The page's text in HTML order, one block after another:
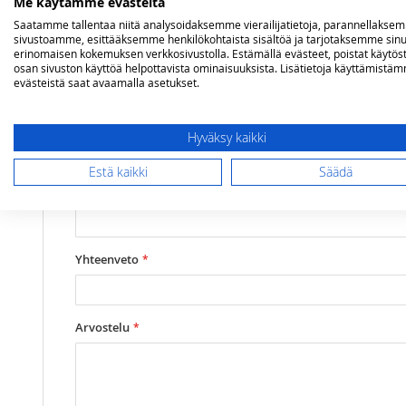
Lisätietoja
Mitat pituus 3,9 cm, halkaisija 4,8 cm
Olet arvostelemassa:
Dometic varaosa jalka musta 48x39 mm
star
stars
stars
stars
stars
Nimimerkki
Yhteenveto
Arvostelu
Saatamme tallentaa niitä analysoidaksemme vierailijatietoja,
sivustoamme, esittääksemme henkilökohtaista sisältöä ja tarjotaksemme
erinomaisen kokemuksen verkkosivustolla. Estämällä evästeet, poistat
osan sivuston käyttöä helpottavista ominaisuuksista. Lisätietoja
evästeistä saat avaamalla asetukset.
Hyväksy kaikki
Estä kaikki Säädä